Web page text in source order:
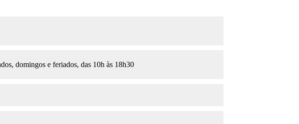
domingos e feriados, das 10h às 18h30